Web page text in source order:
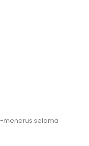
menerus selama